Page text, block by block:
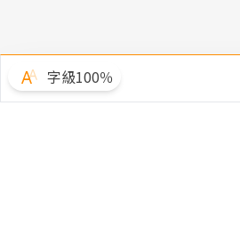
字級100％